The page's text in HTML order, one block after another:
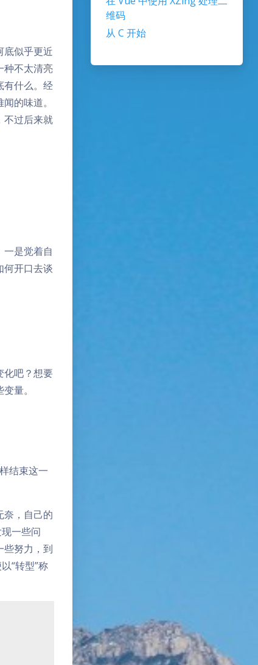
维码
从 C 开始
底似乎更近
种不太清亮
有什么。经
的味道。
不过后来就
一是觉着自
何开口去谈
化吧？想要
量。
结束这一
奈，自己的
一些问
些努力，到
“转型”称